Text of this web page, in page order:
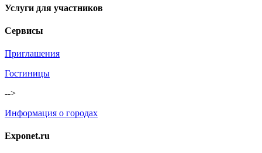
Услуги для участников
Сервисы
Приглашения
Гостиницы
-->
Информация о городах
Exponet.ru